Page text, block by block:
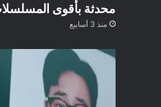
محدثة بأقوى
منذ 3 أسابيع